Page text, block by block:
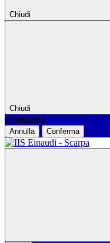
Chiudi
Chiudi
Conferma
Annulla Conferma